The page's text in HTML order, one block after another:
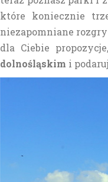
które koniecznie
niezapomniane
dla Ciebie
dolnośląskim i